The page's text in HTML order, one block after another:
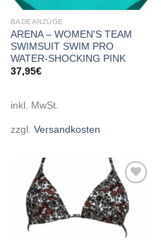
BADEANZÜGE
ARENA – WOMEN'S TEAM
SWIMSUIT SWIM PRO
WATER-SHOCKING PINK
37,95€
inkl. MwSt.
zzgl. Versandkosten
Add to
wishlist